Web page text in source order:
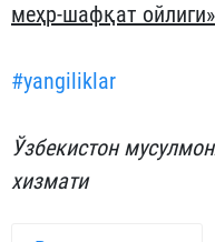
меҳр-шафқат ойлиги»
#yangiliklar
Ўзбекистон
хизмати